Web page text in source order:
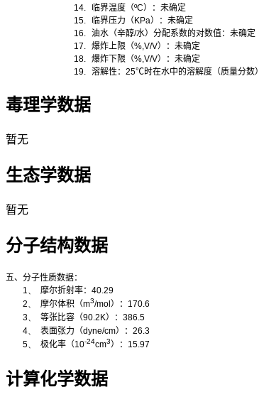
14.
临界温度（ºC）：未确定
15.
临界压力（KPa）：未确定
16.
油水（辛醇/水）分配系数的对数值：未确定
17.
爆炸上限（%,V/V）：未确定
18.
爆炸下限（%,V/V）：未确定
19.
溶解性： 25℃时在水中的溶解度（质量分数）
毒理学数据
暂无
生态学数据
暂无
分子结构数据
五、分子性质数据：
1、
摩尔折射率： 40.29
2、
摩尔体积（m3/mol ）： 170.6
3、
等张比容（90.2K）： 386.5
4、
表面张力（dyne/cm）： 26.3
5、
极化率 （10-24cm3）： 15.97
计算化学数据